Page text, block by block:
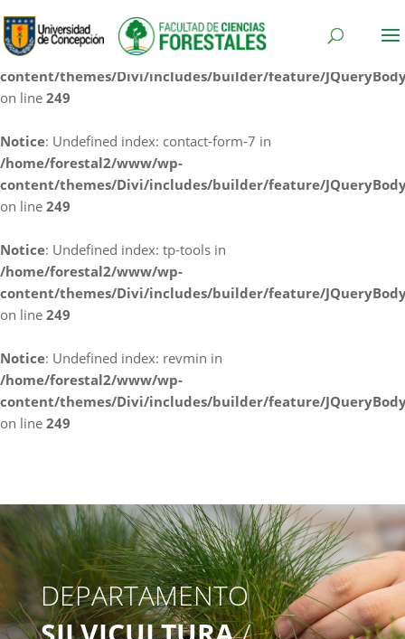
Notice: Undefined index: cf7rl-redirect_method in
/home/forestal2/www/wp-
content/themes/Divi/includes/builder/feature/
on line 249
Notice: Undefined index: contact-form-7 in
/home/forestal2/www/wp-
content/themes/Divi/includes/builder/feature/
on line 249
Notice: Undefined index: tp-tools in
/home/forestal2/www/wp-
content/themes/Divi/includes/builder/feature/
on line 249
Notice: Undefined index: revmin in
/home/forestal2/www/wp-
content/themes/Divi/includes/builder/feature/
on line 249
DEPARTAMENTO